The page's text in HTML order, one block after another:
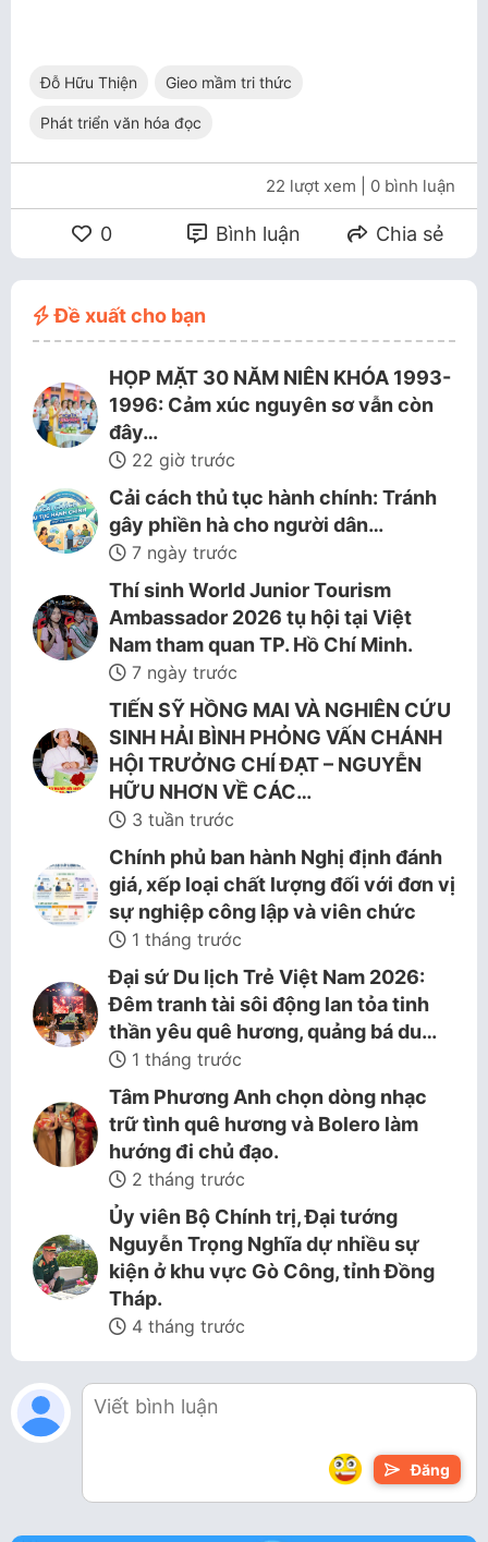
Đỗ Hữu Thiện Gieo mầm tri thức
Phát triển văn hóa đọc
22 lượt xem | 0 bình luận
0 Bình luận Chia sẻ
Đề xuất cho bạn
HỌP MẶT 30 NĂM NIÊN KHÓA 1993-
1996: Cảm xúc nguyên sơ vẫn còn
đây…
22 giờ trước
Cải cách thủ tục hành chính: Tránh
gây phiền hà cho người dân…
7 ngày trước
Thí sinh World Junior Tourism
Ambassador 2026 tụ hội tại Việt
Nam tham quan TP. Hồ Chí Minh.
7 ngày trước
TIẾN SỸ HỒNG MAI VÀ NGHIÊN CỨU
SINH HẢI BÌNH PHỎNG VẤN CHÁNH
HỘI TRƯỞNG CHÍ ĐẠT – NGUYỄN
HỮU NHƠN VỀ CÁC…
3 tuần trước
Chính phủ ban hành Nghị định đánh
giá, xếp loại chất lượng đối với đơn vị
sự nghiệp công lập và viên chức
1 tháng trước
Đại sứ Du lịch Trẻ Việt Nam 2026:
Đêm tranh tài sôi động lan tỏa tinh
thần yêu quê hương, quảng bá du…
1 tháng trước
Tâm Phương Anh chọn dòng nhạc
trữ tình quê hương và Bolero làm
hướng đi chủ đạo.
2 tháng trước
Ủy viên Bộ Chính trị, Đại tướng
Nguyễn Trọng Nghĩa dự nhiều sự
kiện ở khu vực Gò Công, tỉnh Đồng
Tháp.
4 tháng trước
Đăng